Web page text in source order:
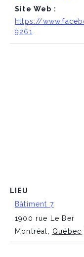
Site Web :
https://
9261
LIEU
Bâtiment 7
1900 rue Le Ber
Montréal
Québec